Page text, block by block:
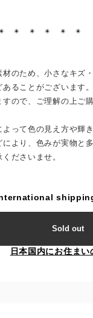
✴︎ ✴︎ ✴︎ ✴︎ ✴︎
のため、小さなキズ
ることがございます
ので、ご理解の上ご
って色の見え方や輝
により、色みが実物と
ださいませ。
Sold out
日本国内にお住まい